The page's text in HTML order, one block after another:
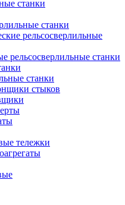
станки
станки
рельсосверлильные
рельсосверлильные станки
станки
стыков
тележки